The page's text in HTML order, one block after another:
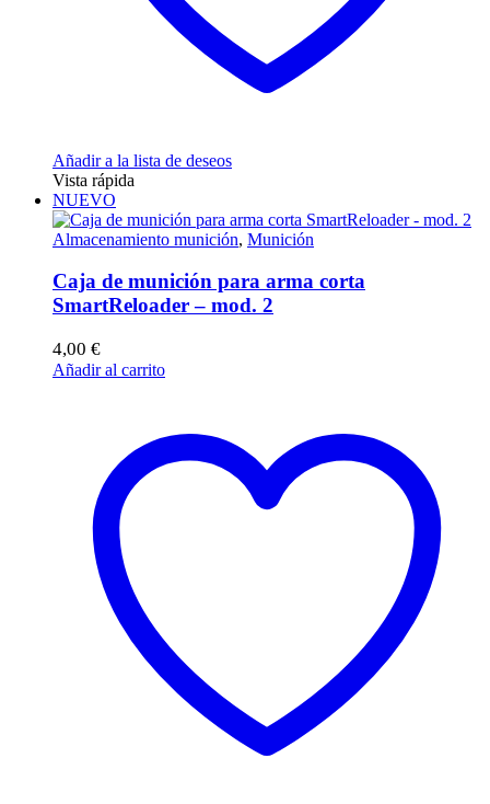
Añadir a la lista de deseos
Vista rápida
NUEVO
Almacenamiento munición, Munición
Caja de munición para arma corta
SmartReloader – mod. 2
4,00 €
Añadir al carrito